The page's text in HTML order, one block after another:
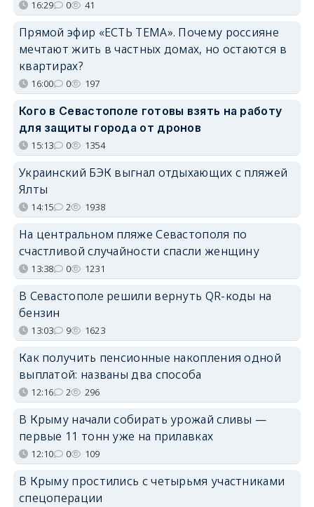
16:29 0 41
Прямой эфир «ЕСТЬ ТЕМА». Почему россияне
мечтают жить в частных домах, но остаются в
квартирах?
16:00 0 197
Кого в Севастополе готовы взять на работу
для защиты города от дронов
15:13 0 1354
Украинский БЭК выгнал отдыхающих с пляжей
Ялты
14:15 2 1938
На центральном пляже Севастополя по
счастливой случайности спасли женщину
13:38 0 1231
В Севастополе решили вернуть QR-коды на
бензин
13:03 9 1623
Как получить пенсионные накопления одной
выплатой: названы два способа
12:16 2 296
В Крыму начали собирать урожай сливы —
первые 11 тонн уже на прилавках
12:10 0 109
В Крыму простились с четырьмя участниками
спецоперации